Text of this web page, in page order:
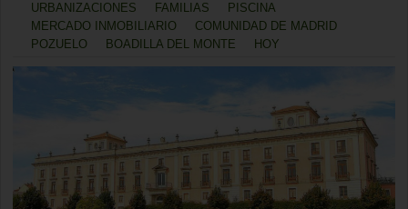
URBANIZACIONES
FAMILIAS
PISCINA
MERCADO INMOBILIARIO
COMUNIDAD DE MADRID
POZUELO
BOADILLA DEL MONTE HOY